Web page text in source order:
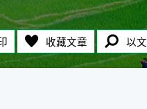
收藏文章 以